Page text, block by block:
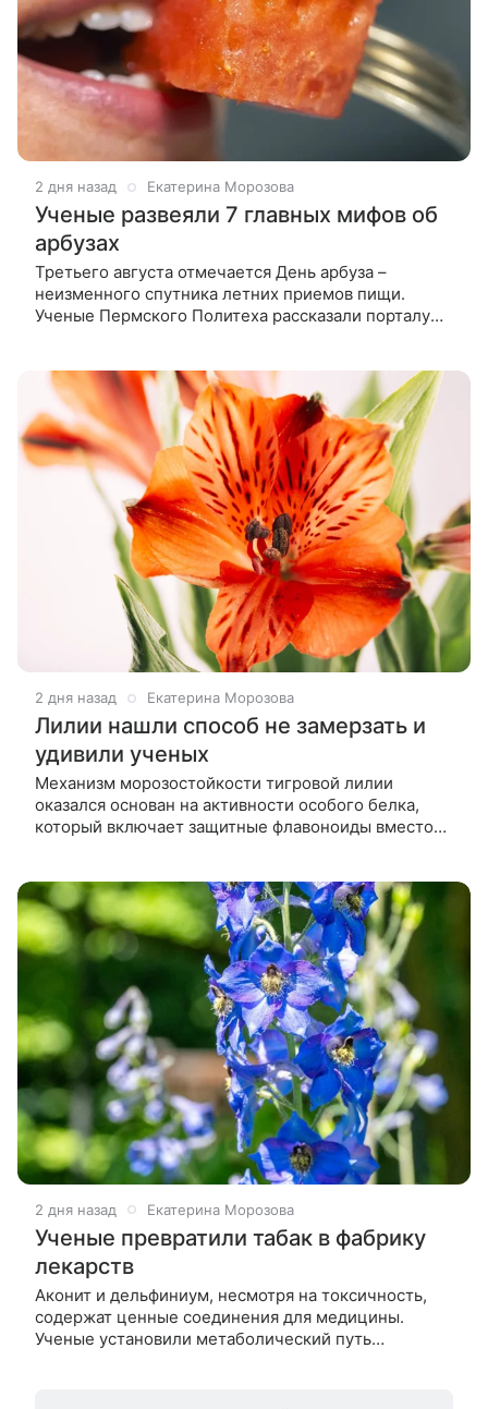
2 дня назад Екатерина Морозова
Ученые развеяли 7 главных мифов об
арбузах
Третьего августа отмечается День арбуза –
неизменного спутника летних приемов пищи.
Ученые Пермского Политеха рассказали порталу
2 дня назад Екатерина Морозова
Лилии нашли способ не замерзать и
удивили ученых
Механизм морозостойкости тигровой лилии
оказался основан на активности особого белка,
который включает защитные флавоноиды вместо
2 дня назад Екатерина Морозова
Ученые превратили табак в фабрику
лекарств
Аконит и дельфиниум, несмотря на токсичность,
содержат ценные соединения для медицины.
Ученые установили метаболический путь